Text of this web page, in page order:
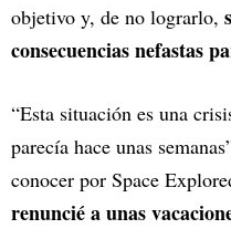
objetivo y, de no lograrlo,
consecuencias nefastas
“Esta situación es una
parecía hace unas
conocer por Space
renuncié a unas